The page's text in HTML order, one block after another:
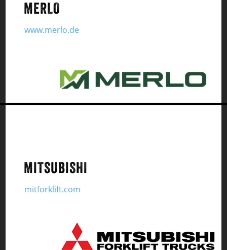
MERLO
www.merlo.de
MITSUBISHI
mitforklift.com